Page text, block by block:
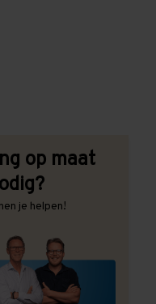
op maat
je helpen!